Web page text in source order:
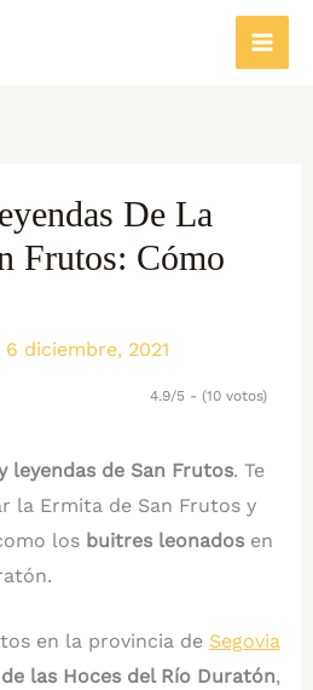
De La
Frutos: Cómo
diciembre, 2021
4.9/5 - (10 votos)
leyendas de San Frutos. Te
la Ermita de San Frutos y
los buitres leonadosen
en la provincia de Segovia
las Hoces del Río Duratón,